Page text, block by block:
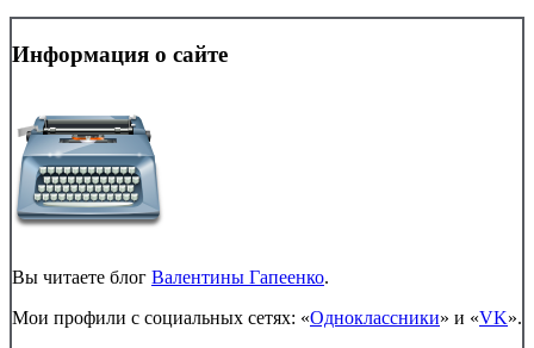
Информация о сайте
Вы читаете блог Валентины Гапеенко.
Мои профили с социальных сетях: «Одноклассники» и «VK».